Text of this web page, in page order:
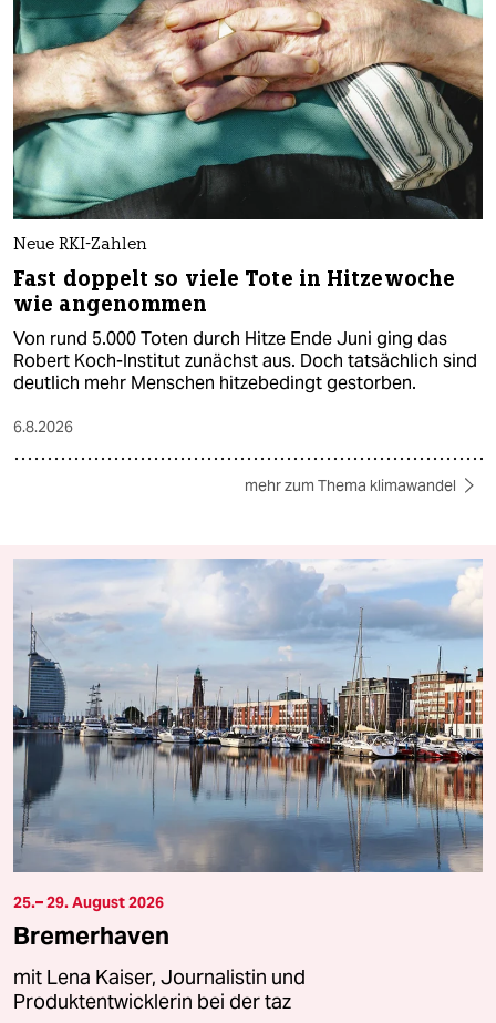
Neue RKI-Zahlen
Fast doppelt so viele Tote in Hitzewoche
wie angenommen
Von rund 5.000 Toten durch Hitze Ende Juni ging das
Robert Koch-Institut zunächst aus. Doch tatsächlich sind
deutlich mehr Menschen hitzebedingt gestorben.
6.8.2026
mehr zum Thema klimawandel
25.– 29. August 2026
Bremerhaven
mit Lena Kaiser, Journalistin und
Produktentwicklerin bei der taz